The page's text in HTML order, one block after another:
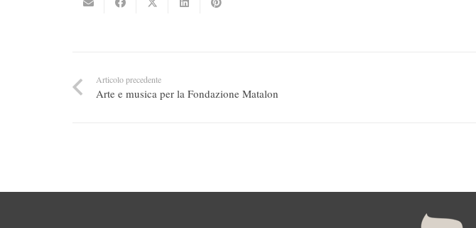
Articolo precedente
Arte e musica per la Fondazione Matalon